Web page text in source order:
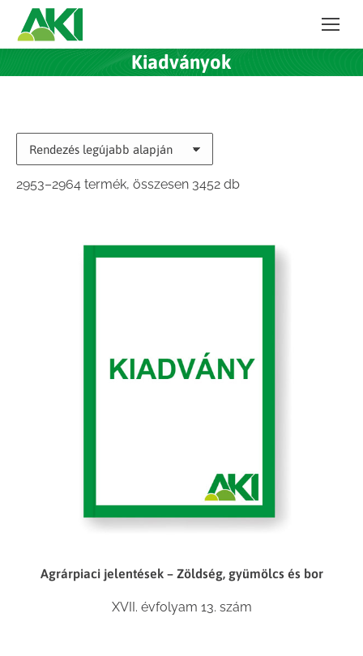
Kiadványok
2953–2964 termék, összesen 3452 dbSorted
Agrárpiaci jelentések – Zöldség, gyümölcs és bor
XVII. évfolyam 13. szám